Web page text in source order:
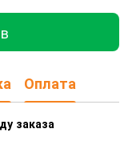
Оплата
заказа